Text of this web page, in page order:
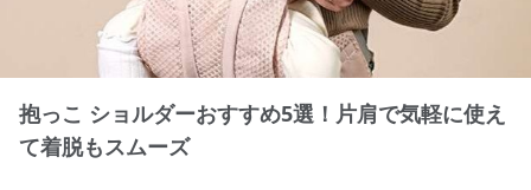
抱っこ ショルダーおすすめ5選！片肩で気軽に使え
て着脱もスムーズ